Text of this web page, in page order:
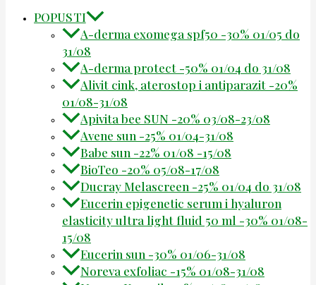
POPUSTI
A-derma exomega spf50 -30% 01/05 do
31/08
A-derma protect -50% 01/04 do 31/08
Alivit cink, aterostop i antiparazit -20%
01/08-31/08
Apivita bee SUN -20% 03/08-23/08
Avene sun -25% 01/04-31/08
Babe sun -22% 01/08 -15/08
BioTeo -20% 05/08-17/08
Ducray Melascreen -25% 01/04 do 31/08
Eucerin epigenetic serum i hyaluron
elasticity ultra light fluid 50 ml -30% 01/08-
15/08
Eucerin sun -30% 01/06-31/08
Noreva exfoliac -15% 01/08-31/08